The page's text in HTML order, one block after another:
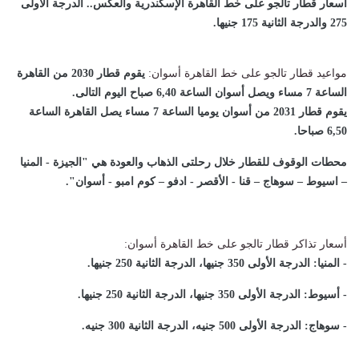
أسعار قطار تالجو على خط القاهرة الإسكندرية والعكس.. الدرجة الأولى
275 والدرجة الثانية 175 جنيها
.
مواعيد قطار تالجو على خط القاهرة أسوان:
يقوم قطار 2030 من القاهرة
الساعة 7 مساء ويصل أسوان الساعة 6,40 صباح اليوم التالى
.
يقوم قطار 2031 من أسوان يوميا الساعة 7 مساء يصل القاهرة الساعة
6,50 صباحا
.
محطات الوقوف للقطار خلال رحلتى الذهاب والعودة هي "الجيزة - المنيا
– اسيوط – سوهاج – قنا - الأقصر - ادفو – كوم امبو - أسوان".
أسعار تذاكر قطار تالجو على خط القاهرة أسوان:
- المنيا: الدرجة الأولى 350 جنيها، الدرجة الثانية 250 جنيها
.
- أسيوط: الدرجة الأولى 350 جنيها، الدرجة الثانية 250 جنيها .
- سوهاج: الدرجة الأولى 500 جنيه، الدرجة الثانية 300 جنيه .